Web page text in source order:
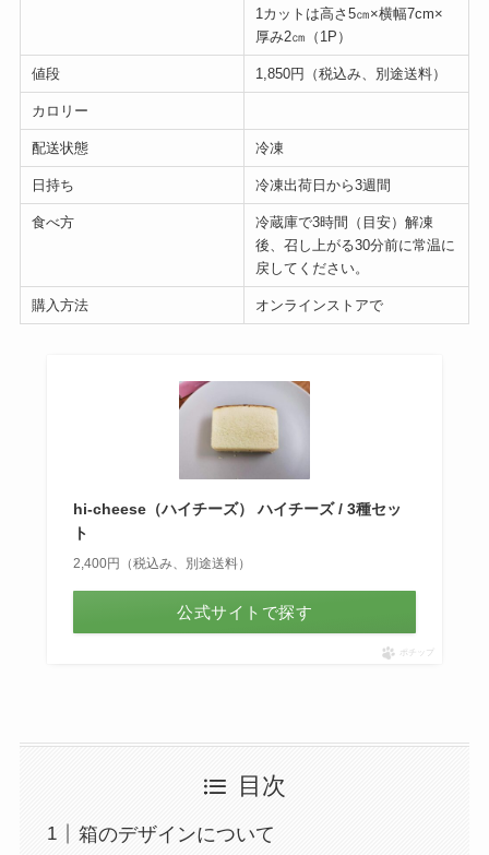
1カットは高さ5㎝×横幅7cm×
厚み2㎝（1P）
値段 1,850円（税込み、別途送料）
カロリー
配送状態 冷凍
日持ち 冷凍出荷日から3週間
食べ方
冷蔵庫で3時間（目安）解凍
後、召し上がる30分前に常温に
戻してください。
購入方法 オンラインストアで
hi-cheese（ハイチーズ） ハイチーズ / 3種セッ
ト
2,400円（税込み、別途送料）
公式サイトで探す
ポチップ
目次
箱のデザインについて